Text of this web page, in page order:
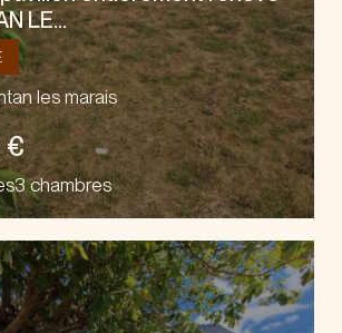
LE...
les marais
€
3 chambres